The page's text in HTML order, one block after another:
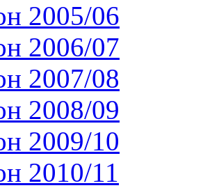
2005/06
2006/07
2007/08
2008/09
2009/10
2010/11